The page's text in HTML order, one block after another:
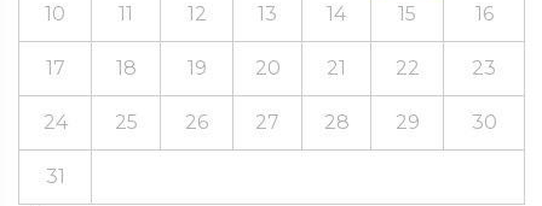
10 11 12 13 14 15 16
17 18 19 20 21 22 23
24 25 26 27 28 29 30
31